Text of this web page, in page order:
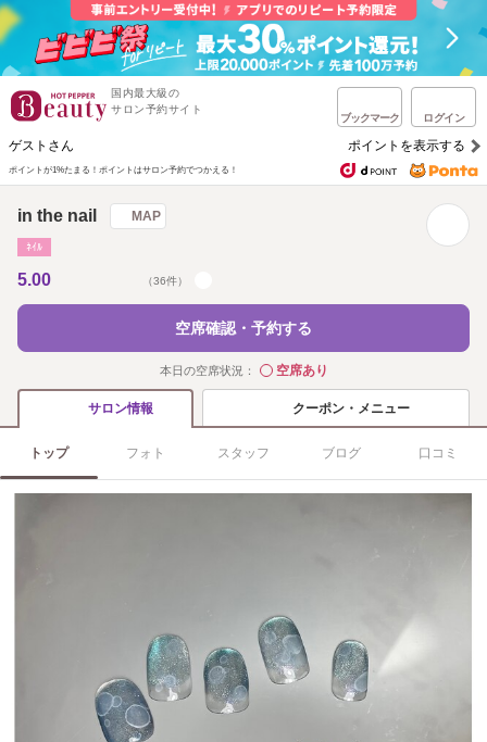
国内最大級の
サロン予約サイト
ブックマーク ログイン
ゲストさん ポイントを表示する
ポイントが1%たまる！ ポイントはサロン予約でつかえる！
in the nail MAP
ﾈｲﾙ
5.00 （36件）
空席確認・予約する
本日の空席状況： ◯空席あり
サロン情報 クーポン・メニュー
トップ フォト スタッフ ブログ 口コミ